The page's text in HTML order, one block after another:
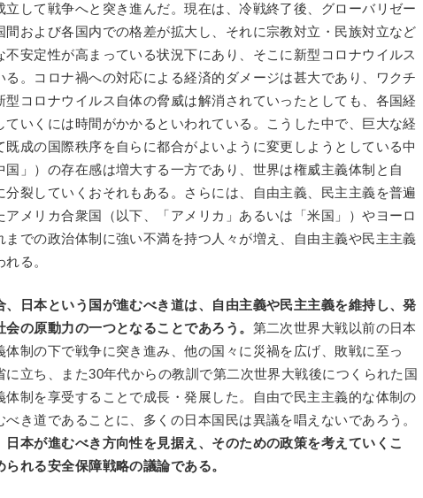
して戦争へと突き進んだ。現在は、冷戦終了後、グローバリゼー
間および各国内での格差が拡大し、それに宗教対立・民族対立など
不安定性が高まっている状況下にあり、そこに新型コロナウイルス
。コロナ禍への対応による経済的ダメージは甚大であり、ワクチ
型コロナウイルス自体の脅威は解消されていったとしても、各国経
いくには時間がかかるといわれている。こうした中で、巨大な経
成の国際秩序を自らに都合がよいように変更しようとしている中
」）の存在感は増大する一方であり、世界は権威主義体制と自
分裂していくおそれもある。さらには、自由主義、民主主義を普遍
アメリカ合衆国（以下、「アメリカ」あるいは「米国」）やヨーロ
までの政治体制に強い不満を持つ人々が増え、自由主義や民主主義
る。
、日本という国が進むべき道は、自由主義や民主主義を維持し、発
の原動力の一つとなることであろう。 第二次世界大戦以前の日本
体制の下で戦争に突き進み、他の国々に災禍を広げ、敗戦に至っ
に立ち、また30年代からの教訓で第二次世界大戦後につくられた国
体制を享受することで成長・発展した。自由で民主主義的な体制の
き道であることに、多くの日本国民は異議を唱えないであろう。
日本が進むべき方向性を見据え、そのための政策を考えていくこ
れる安全保障戦略の議論である。